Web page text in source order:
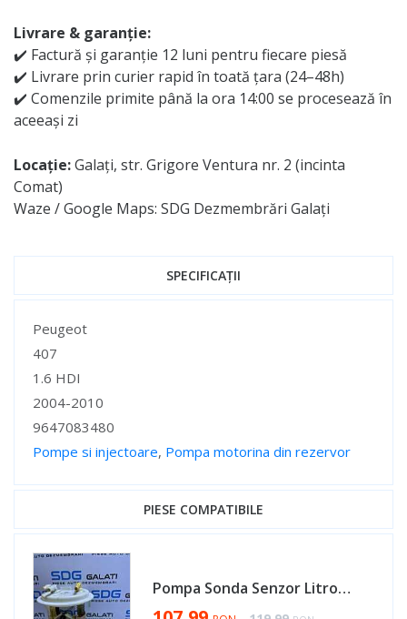
Livrare & garanție:
✔️ Factură și garanție 12 luni pentru fiecare piesă
✔️ Livrare prin curier rapid în toată țara (24–48h)
✔️ Comenzile primite până la ora 14:00 se procesează în
aceeași zi
Locație:Galați, str. Grigore Ventura nr. 2 (incinta
Comat)
Waze / Google Maps: SDG Dezmembrări Galați
SPECIFICAȚII
Specificații
Peugeot
407
1.6 HDI
2004-2010
9647083480
Pompe si injectoare, Pompa motorina din rezervor
PIESE COMPATIBILE
Pompa Sonda Senzor Litrometru Combustibil Motorina Rezervor Citroen C5 3 1.6 HDI 2004 - 2008 Cod 9647083480 [AV0504]
Special Price